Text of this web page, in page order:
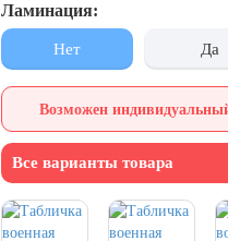
Ламинация:
Нет Да
Возможен
Все варианты товара